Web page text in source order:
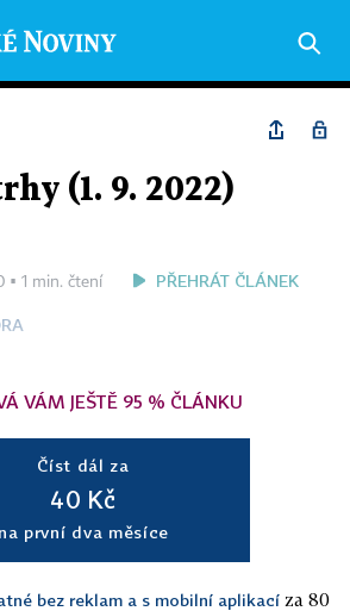
(1. 9. 2022)
▪ 1 min. čtení PŘEHRÁT ČLÁNEK
VÁM JEŠTĚ 95 % ČLÁNKU
Číst dál za
40 Kč
na první dva měsíce
bez reklam a s mobilní aplikací za 80